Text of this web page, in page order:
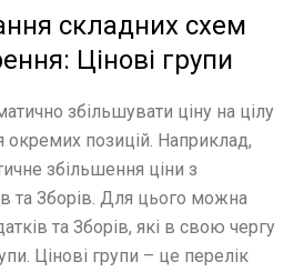
повідомлень
погашення винагород
оплати від покупців
або QR
на касі без банківського
в режимі аутентифікації покупця
карта pkpass
можливість задати анкету
у Терміналі продавця. Фільтрація за
складних схем
Цінові групи
збільшувати ціну на цілу
окремих позицій. Наприклад,
збільшення ціни з
та Зборів. Для цього можна
та Зборів, які в свою чергу
Цінові групи – це перелік